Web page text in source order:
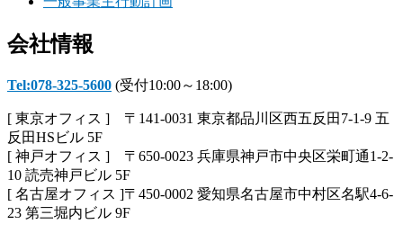
会社情報
Tel:078-325-5600 (受付10:00～18:00)
[ 東京オフィス ] 〒141-0031 東京都品川区西五反田7-1-9 五
反田HSビル 5F
[ 神戸オフィス ] 〒650-0023 兵庫県神戸市中央区栄町通1-2-
10 読売神戸ビル 5F
[ 名古屋オフィス ]〒450-0002 愛知県名古屋市中村区名駅4-6-
23 第三堀内ビル 9F